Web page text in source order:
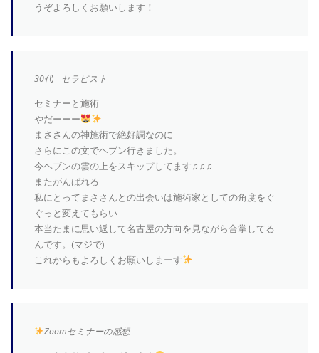
うぞよろしくお願いします！
30代 セラピスト
セミナーと施術
やだーーー
まささんの神施術で絶好調なのに
さらにこの文でヘブン行きました。
今ヘブンの雲の上をスキップしてます♫♫♫
またがんばれる
私にとってまささんとの出会いは施術家としての角度をぐ
ぐっと変えてもらい
本当たまに思い返して名古屋の方向を見ながら合掌してる
んです。(マジで)
これからもよろしくお願いしまーす
Zoomセミナーの感想